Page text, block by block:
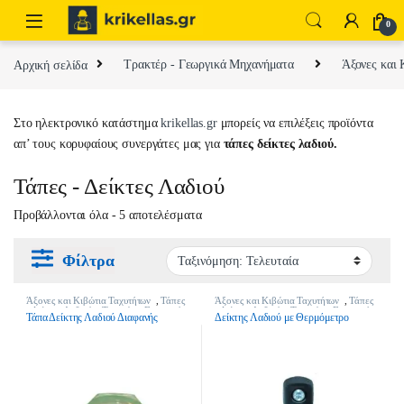
Skip to navigation
Skip to content
0
Αρχική σελίδα Τρακτέρ - Γεωργικά Μηχανήματα Άξονες και
Στο ηλεκτρονικό κατάστημαkrikellas.grμπορείς να επιλέξεις προϊόντα
απ’ τους κορυφαίους συνεργάτες μας για τάπες δείκτες λαδιού.
Τάπες - Δείκτες Λαδιού
Προβάλλονται όλα - 5 αποτελέσματαSorted by latest
Φίλτρα
Άξονες και Κιβώτια Ταχυτήτων ,Τάπες
- Δείκτες Λαδιού
,Τρακτέρ - Γεωργικά
Μηχανήματα
Τάπα Δείκτης Λαδιού Διαφανής
Άξονες και Κιβώτια Ταχυτήτων ,Τάπες
- Δείκτες Λαδιού
,Τρακτέρ - Γεωργικά
Μηχανήματα
Δείκτης Λαδιού με Θερμόμετρο